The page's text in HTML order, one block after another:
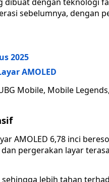
sebelumnya, dengan
2025
AMOLED
Mobile, Mobile
AMOLED 6,78 inci
pergerakan layar
lebih tahan